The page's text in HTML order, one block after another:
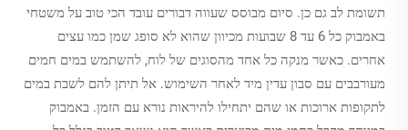
תשומת לב גם כן. סיום מבוסס שעווה דבורים עובד הכי טוב על משטחי
באמבוק כל 6 עד 8 שבועות מכיוון שהוא לא סופג שמן כמו עצים
אחרים. כאשר מנקה כל אחד מהסוגים של לוח, להשתמש במים חמים
מעורבבים עם סבון עדין מיד לאחר השימוש. אל תיתן להם לשבת במים
לתקופות ארוכות או שהם יתחילו להיראות נורא עם הזמן. באמבוק